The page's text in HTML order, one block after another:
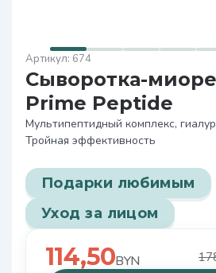
Сыворотка-
Prime Peptide
Мультипептидный комплекс,
Тройная эффективность
674
Подарки любимым
Уход за лицом
114,50BYN